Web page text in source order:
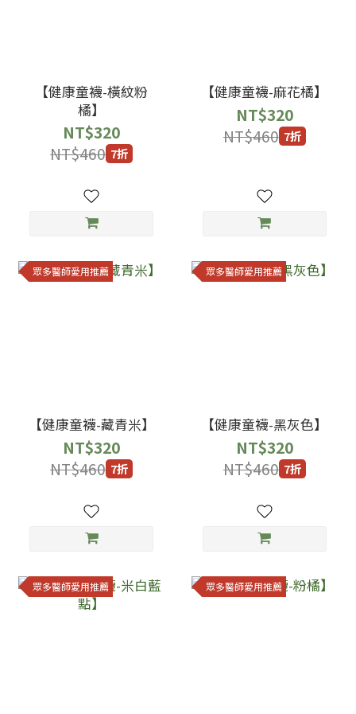
【健康童襪-橫紋粉
橘】
NT$320
NT$460 7折
【健康童襪-麻花橘】
NT$320
NT$460 7折
眾多醫師愛用推薦
【健康童襪-藏青米】
NT$320
NT$460 7折
眾多醫師愛用推薦
【健康童襪-黑灰色】
NT$320
NT$460 7折
眾多醫師愛用推薦 眾多醫師愛用推薦